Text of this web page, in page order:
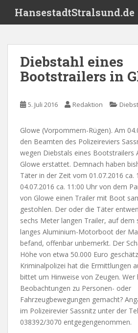
i
HansestadtStralsund.de
Diebstahl eines
Bootstrailers in
5. Juli 2016 Redaktion
Glowe (Vorpommern-Rügen). Am
den Beamten des Polizeireviers
wegen Diebstals eines Bootstrailers
Glowe erstattet. Demnach haben
Täter in der Zeit vom 01.07.2016 ca.
04.07.2016 ca. 11:00 Uhr von dem
von Glowe einen Trailer mit Boot
gestohlen. Der oder die Täter
sechs Meter langen Trailer, auf dem
langes Aluminium-Motorboot der
befand, offenbar unbemerkt. Der
Höhe von etwa 50.000 Euro
Kriminalpolizei hat die Ermittlungen
bittet um Hinweise von Zeugen. Wer
Beobachtungen zu Personen- oder
Fahrzeugbewegungen gemacht?
im Polizeirevier Sassnitz unter der
038392/3070 entgegengenommen.